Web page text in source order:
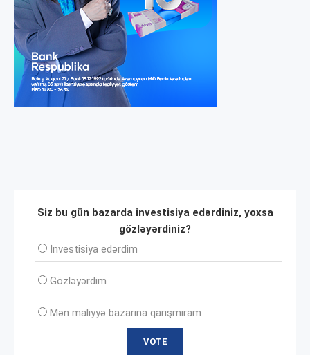
Siz bu gün bazarda investisiya edərdiniz, yoxsa
gözləyərdiniz?
İnvеstisiya edərdim
Gözləyərdim
Mən maliyyə bazarına qarışmıram